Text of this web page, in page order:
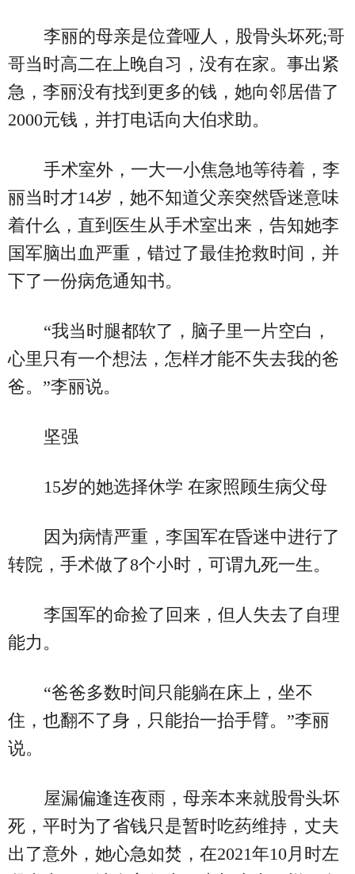
李丽的母亲是位聋哑人，股骨头坏死;哥
哥当时高二在上晚自习，没有在家。事出紧
急，李丽没有找到更多的钱，她向邻居借了
2000元钱，并打电话向大伯求助。
手术室外，一大一小焦急地等待着，李
丽当时才14岁，她不知道父亲突然昏迷意味
着什么，直到医生从手术室出来，告知她李
国军脑出血严重，错过了最佳抢救时间，并
下了一份病危通知书。
“我当时腿都软了，脑子里一片空白，
心里只有一个想法，怎样才能不失去我的爸
爸。”李丽说。
坚强
15岁的她选择休学 在家照顾生病父母
因为病情严重，李国军在昏迷中进行了
转院，手术做了8个小时，可谓九死一生。
李国军的命捡了回来，但人失去了自理
能力。
“爸爸多数时间只能躺在床上，坐不
住，也翻不了身，只能抬一抬手臂。”李丽
说。
屋漏偏逢连夜雨，母亲本来就股骨头坏
死，平时为了省钱只是暂时吃药维持，丈夫
出了意外，她心急如焚，在2021年10月时左